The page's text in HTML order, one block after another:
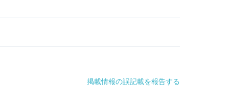
掲載情報の誤記載を報告する